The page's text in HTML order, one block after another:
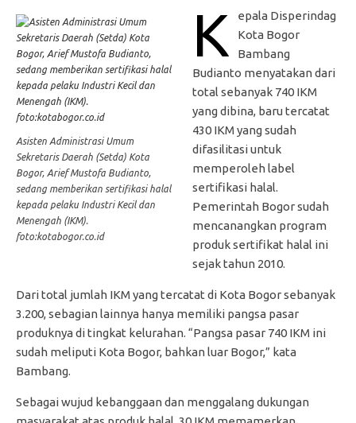
Asisten Administrasi Umum
Sekretaris Daerah (Setda) Kota
Bogor, Arief Mustofa Budianto,
sedang memberikan sertifikasi halal
kepada pelaku Industri Kecil dan
Menengah (IKM).
foto:kotabogor.co.id
K
epala Disperindag
Kota Bogor
Bambang
Budianto menyatakan dari
total sebanyak 740 IKM
yang dibina, baru tercatat
430 IKM yang sudah
difasilitasi untuk
memperoleh label
sertifikasi halal.
Pemerintah Bogor sudah
mencanangkan program
produk sertifikat halal ini
sejak tahun 2010.
Dari total jumlah IKM yang tercatat di Kota Bogor sebanyak
3.200, sebagian lainnya hanya memiliki pangsa pasar
produknya di tingkat kelurahan. “Pangsa pasar 740 IKM ini
sudah meliputi Kota Bogor, bahkan luar Bogor,” kata
Bambang.
Sebagai wujud kebanggaan dan menggalang dukungan